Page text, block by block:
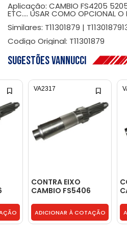
Aplicação: CAMBIO FS4205
ETC.... USAR COMO OPCIONAL O
Similares: T11301879 |
Codigo Original: T11301879
Sugestões Vannucci
CONTRA EIXO
CAMBIO FS5406
6306 - TE3311421
ADICIONAR À COTAÇÃO
VA2317